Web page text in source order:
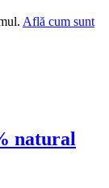
Află cum sunt
natural